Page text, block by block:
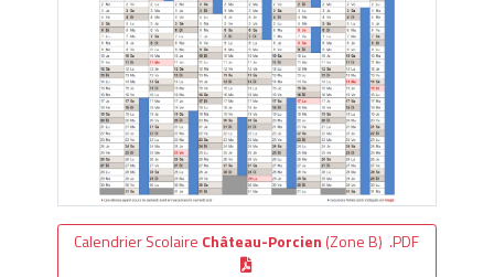
Calendrier Scolaire Château-Porcien (Zone B) .PDF